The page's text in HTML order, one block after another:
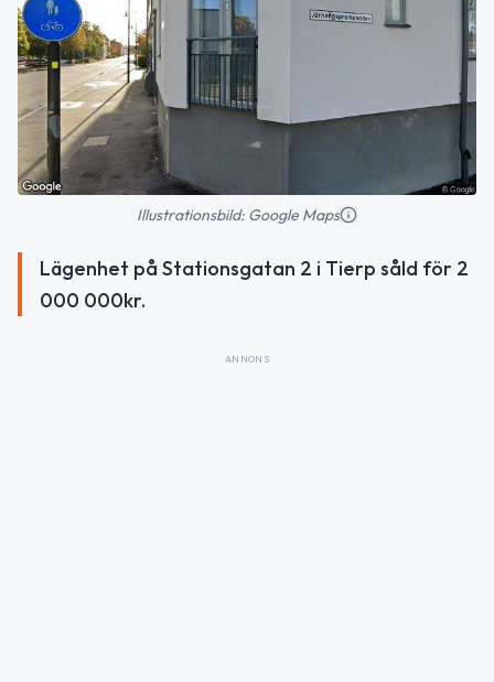
Illustrationsbild: Google Maps
Lägenhet på Stationsgatan 2 i Tierp såld för 2
000 000kr.
ANNONS